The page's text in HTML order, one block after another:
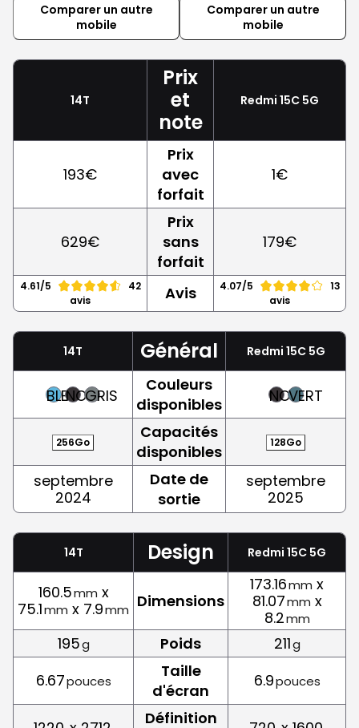
Comparer un autre
mobile
Comparer un autre
mobile
14T
Prix
et
note
Redmi 15C 5G
193€
Prix
avec
forfait
1€
629€
Prix
sans
forfait
179€
4.61/5
42
avis
Avis 4.07/5
13
avis
14T Général Redmi 15C 5G
BLEUNOIRGRIS
Couleurs
disponibles
NOIRVERT
256Go
Capacités
disponibles
128Go
septembre
2024
Date de
sortie
septembre
2025
14T Design Redmi 15C 5G
160.5mm x
75.1mm x 7.9mm Dimensions
173.16mm x
81.07mm x
8.2mm
195g Poids 211g
6.67pouces
Taille
d'écran
6.9pouces
Définition